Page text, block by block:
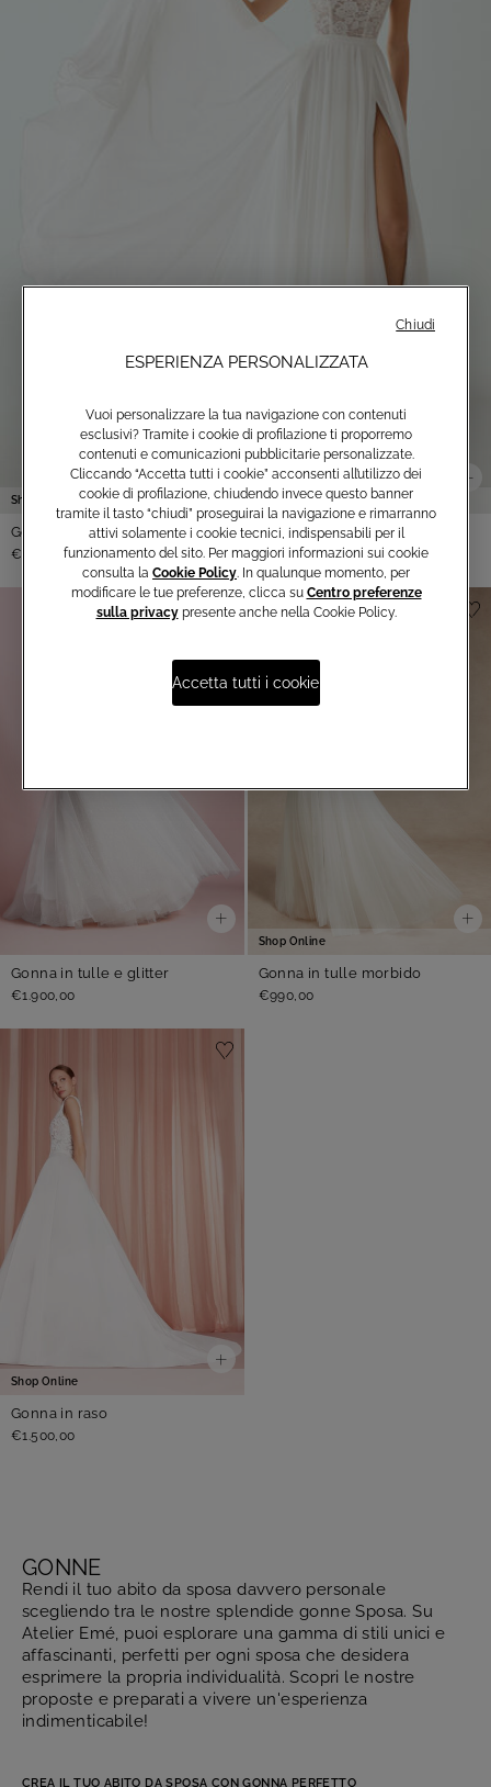
Shop Online
Gonna in Chiffon
€990,00
Gonna in tulle e glitter
€1.900,00
Shop Online
Gonna in tulle morbido
€990,00
Shop Online
Gonna in raso
€1.500,00
GONNE
Rendi il tuo abito da sposa davvero personale
scegliendo tra le nostre splendide gonne Sposa. Su
Atelier Emé, puoi esplorare una gamma di stili unici e
affascinanti, perfetti per ogni sposa che desidera
esprimere la propria individualità. Scopri le nostre
proposte e preparati a vivere un'esperienza
indimenticabile!
CREA IL TUO ABITO DAS POSA CON GONNA PERFETTO
ESPERIENZA PERSONALIZZATA
Vuoi personalizzare la tua navigazione con contenuti
esclusivi? Tramite i cookie di profilazione ti proporremo
contenuti e comunicazioni pubblicitarie personalizzate.
Cliccando “Accetta tutti i cookie” acconsenti all’utilizzo dei
cookie di profilazione, chiudendo invece questo banner
tramite il tasto “chiudi” proseguirai la navigazione e rimarranno
attivi solamente i cookie tecnici, indispensabili per il
funzionamento del sito. Per maggiori informazioni sui cookie
consulta la Cookie Policy . In qualunque momento, per
modificare le tue preferenze, clicca su Centro preferenze
sulla privacypresente anche nella Cookie Policy.
Accetta tutti i cookie
Chiudi